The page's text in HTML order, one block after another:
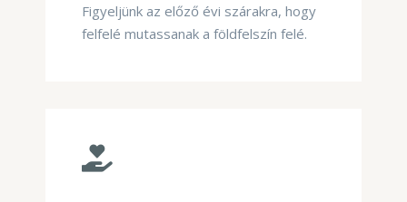
Figyeljünk az előző évi szárakra, hogy
felfelé mutassanak a földfelszín felé.